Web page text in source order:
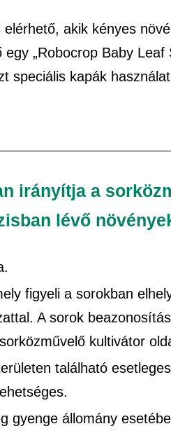
akik kényes
„Robocrop Baby
speciális kapák
irányítja a
lévő
figyeli a sorokban
A sorok
kultivátor
található
gyenge állomány